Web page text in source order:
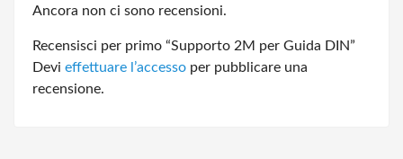
Ancora non ci sono recensioni.
Recensisci per primo “Supporto 2M per Guida DIN”
Devi effettuare l’accesso per pubblicare una
recensione.